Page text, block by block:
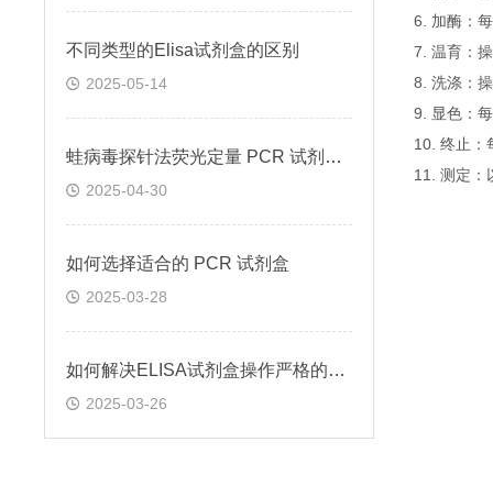
不同类型的Elisa试剂盒的区别
2025-05-14
蛙病毒探针法荧光定量 PCR 试剂盒定量定性检测
2025-04-30
如何选择适合的 PCR 试剂盒
2025-03-28
如何解决ELISA试剂盒操作严格的问题
2025-03-26
6. 加酶：
7. 温育：
8. 洗涤：
9. 显色：
10. 终止：
11. 测定：